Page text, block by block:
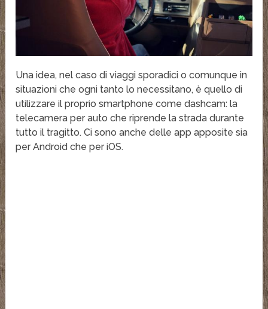
Una idea, nel caso di viaggi sporadici o comunque in
situazioni che ogni tanto lo necessitano, è quello di
utilizzare il proprio smartphone come dashcam: la
telecamera per auto che riprende la strada durante
tutto il tragitto. Ci sono anche delle app apposite sia
per Android che per iOS.